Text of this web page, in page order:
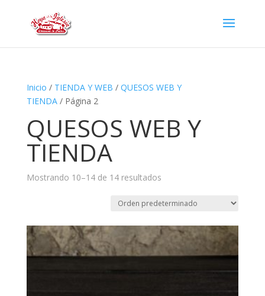
Inicio / TIENDA Y WEB / QUESOS WEB Y
TIENDA/ Página 2
QUESOS WEB Y
TIENDA
Mostrando 10–14 de 14 resultados